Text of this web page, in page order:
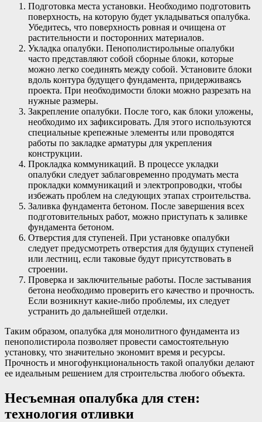
Подготовка места установки. Необходимо подготовить
поверхность, на которую будет укладываться опалубка.
Убедитесь, что поверхность ровная и очищена от
растительности и посторонних материалов.
Укладка опалубки. Пенополистирольные опалубки
часто представляют собой сборные блоки, которые
можно легко соединять между собой. Установите блоки
вдоль контура будущего фундамента, придерживаясь
проекта. При необходимости блоки можно разрезать на
нужные размеры.
Закрепление опалубки. После того, как блоки уложены,
необходимо их зафиксировать. Для этого используются
специальные крепежные элементы или проводятся
работы по закладке арматуры для укрепления
конструкции.
Прокладка коммуникаций. В процессе укладки
опалубки следует заблаговременно продумать места
прокладки коммуникаций и электропроводки, чтобы
избежать проблем на следующих этапах строительства.
Заливка фундамента бетоном. После завершения всех
подготовительных работ, можно приступать к заливке
фундамента бетоном.
Отверстия для ступеней. При установке опалубки
следует предусмотреть отверстия для будущих ступеней
или лестниц, если таковые будут присутствовать в
строении.
Проверка и заключительные работы. После застывания
бетона необходимо проверить его качество и прочность.
Если возникнут какие-либо проблемы, их следует
устранить до дальнейшей отделки.
Таким образом, опалубка для монолитного фундамента из
пенополистирола позволяет провести самостоятельную
установку, что значительно экономит время и ресурсы.
Прочность и многофункциональность такой опалубки делают
ее идеальным решением для строительства любого объекта.
Несъемная опалубка для стен:
технология отливки